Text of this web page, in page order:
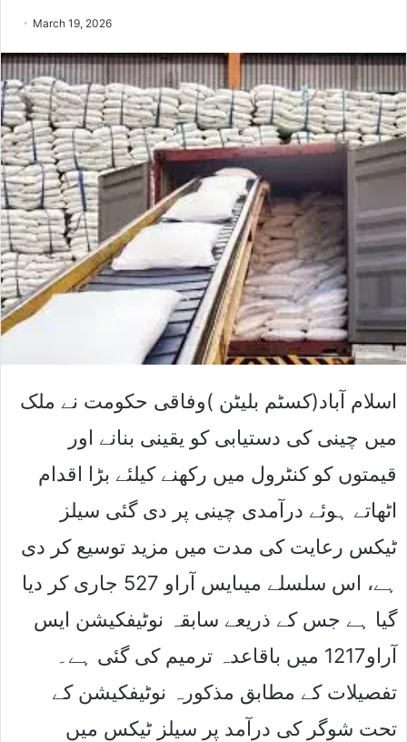
March 19, 2026
اسلام آباد(کسٹم بلیٹن )وفاقی حکومت نے ملک
میں چینی کی دستیابی کو یقینی بنانے اور
قیمتوں کو کنٹرول میں رکھنے کیلئے بڑا اقدام
اٹھاتے ہوئے درآمدی چینی پر دی گئی سیلز
ٹیکس رعایت کی مدت میں مزید توسیع کر دی
ہے، اس سلسلے میںایس آراو 527 جاری کر دیا
گیا ہے جس کے ذریعے سابقہ نوٹیفکیشن ایس
آراو1217 میں باقاعدہ ترمیم کی گئی ہے۔
تفصیلات کے مطابق مذکورہ نوٹیفکیشن کے
تحت شوگر کی درآمد پر سیلز ٹیکس میں